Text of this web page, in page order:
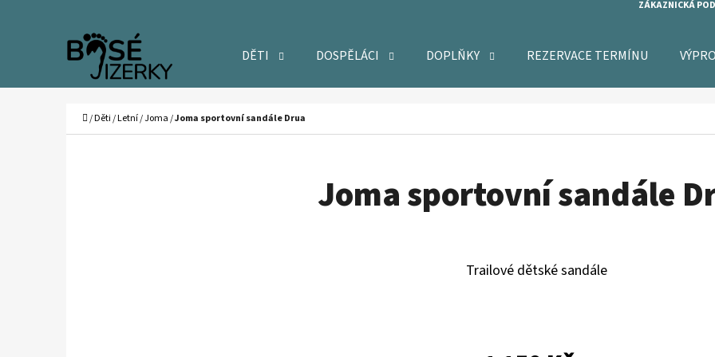
ZÁKAZNICKÁ
DĚTI DOSPĚLÁCI DOPLŇKY REZERVACE TERMÍNU
Domů
/Děti/Letní/Joma/Joma sportovní sandále Drua
Joma sportovní sandále
Trailové dětské sandále
Í
Zpět
do
obchodu
Zpět
do
obchodu